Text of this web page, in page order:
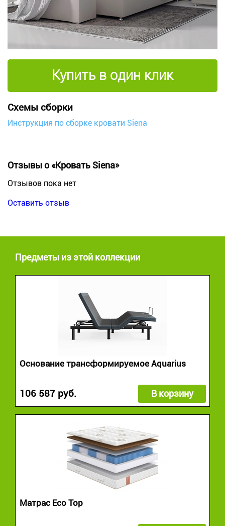
Купить в один клик
Схемы сборки
Инструкция по сборке кровати Siena
Отзывы о «Кровать Siena»
Отзывов пока нет
Оставить отзыв
Предметы из этой коллекции
Основание трансформируемое Aquarius
106 587 руб. В корзину
Матрас Eco Top